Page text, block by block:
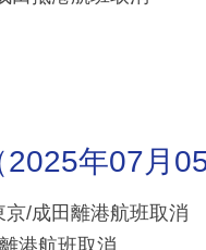
年07月
/成田離港航班取消